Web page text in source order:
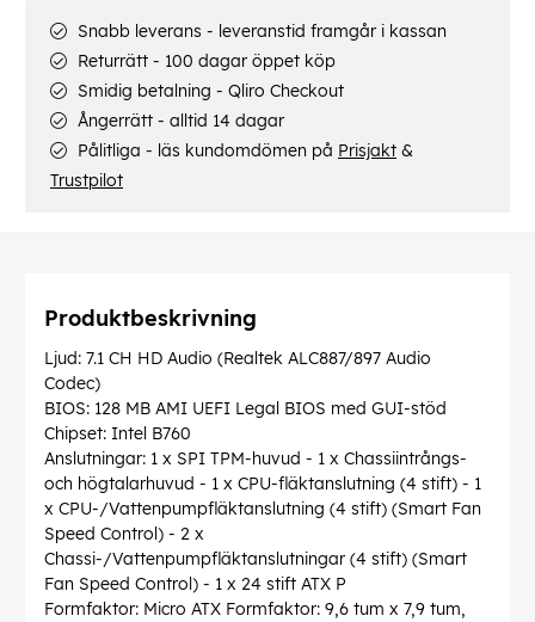
Snabb leverans - leveranstid framgår i kassan
Returrätt - 100 dagar öppet köp
Smidig betalning - Qliro Checkout
Ångerrätt - alltid 14 dagar
Pålitliga - läs kundomdömen på Prisjakt &
Trustpilot
Produktbeskrivning
Ljud: 7.1 CH HD Audio (Realtek ALC887/897 Audio
Codec)
BIOS: 128 MB AMI UEFI Legal BIOS med GUI-stöd
Chipset: Intel B760
Anslutningar: 1 x SPI TPM-huvud - 1 x Chassiintrångs-
och högtalarhuvud - 1 x CPU-fläktanslutning (4 stift) - 1
x CPU-/Vattenpumpfläktanslutning (4 stift) (Smart Fan
Speed Control) - 2 x
Chassi-/Vattenpumpfläktanslutningar (4 stift) (Smart
Fan Speed Control) - 1 x 24 stift ATX P
Formfaktor: Micro ATX Formfaktor: 9,6 tum x 7,9 tum,